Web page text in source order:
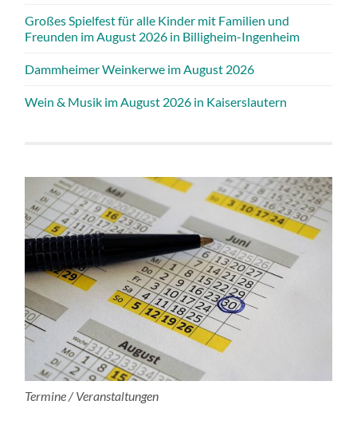
Großes Spielfest für alle Kinder mit Familien und
Freunden im August 2026 in Billigheim-Ingenheim
Dammheimer Weinkerwe im August 2026
Wein & Musik im August 2026 in Kaiserslautern
Termine / Veranstaltungen